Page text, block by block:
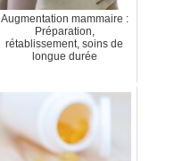
Augmentation mammaire :
Préparation,
rétablissement, soins de
longue durée